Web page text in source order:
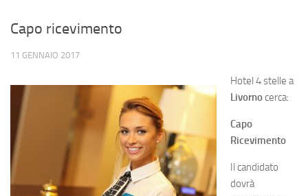
Capo ricevimento
11 GENNAIO 2017
Hotel 4 stelle a
Livornocerca:
Capo
Ricevimento
Il candidato
dovrà